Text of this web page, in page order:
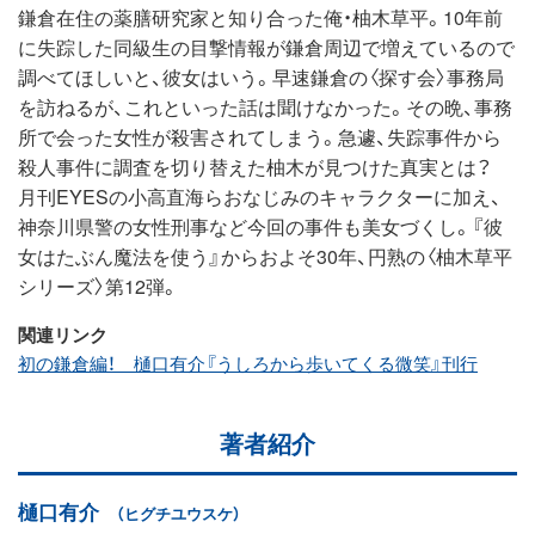
鎌倉在住の薬膳研究家と知り合った俺・柚木草平。10年前
に失踪した同級生の目撃情報が鎌倉周辺で増えているので
調べてほしいと、彼女はいう。早速鎌倉の〈探す会〉事務局
を訪ねるが、これといった話は聞けなかった。その晩、事務
所で会った女性が殺害されてしまう。急遽、失踪事件から
殺人事件に調査を切り替えた柚木が見つけた真実とは？
月刊EYESの小高直海らおなじみのキャラクターに加え、
神奈川県警の女性刑事など今回の事件も美女づくし。『彼
女はたぶん魔法を使う』からおよそ30年、円熟の〈柚木草平
シリーズ〉第12弾。
関連リンク
初の鎌倉編！ 樋口有介『うしろから歩いてくる微笑』刊行
著者紹介
樋口有介 （ヒグチユウスケ）